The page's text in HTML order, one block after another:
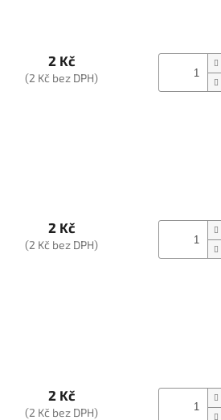
2 Kč
(2 Kč bez DPH)
2 Kč
(2 Kč bez DPH)
2 Kč
(2 Kč bez DPH)